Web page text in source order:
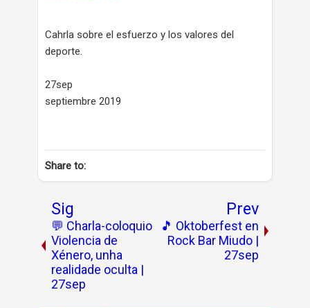
Cahrla sobre el esfuerzo y los valores del
deporte.
27sep
septiembre 2019
Share to:
Sig
💬 Charla-coloquio
Violencia de
Xénero, unha
realidade oculta |
27sep
Prev
🎵 Oktoberfest en
Rock Bar Miudo |
27sep